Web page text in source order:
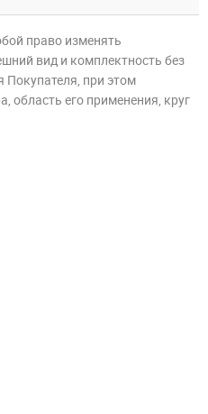
право изменять
вид и комплектность без
Покупателя, при этом
область его применения, круг